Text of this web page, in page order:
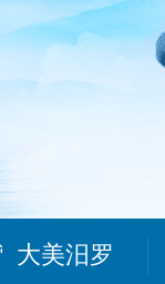
大美汨罗